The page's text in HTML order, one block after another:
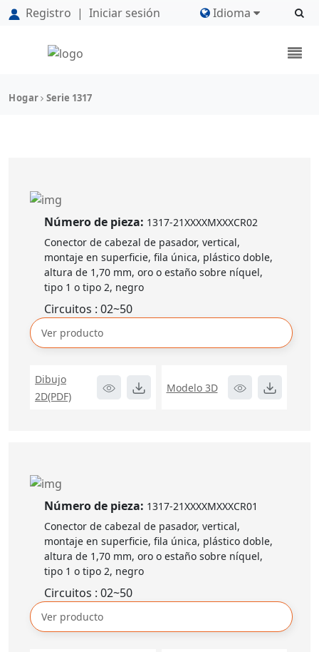
Registro | Iniciar sesión Idioma
Hogar Serie 1317
Número de pieza: 1317-21XXXXMXXXCR02
Conector de cabezal de pasador, vertical,
montaje en superficie, fila única, plástico doble,
altura de 1,70 mm, oro o estaño sobre níquel,
tipo 1 o tipo 2, negro
Circuitos : 02~50
Ver producto
Dibujo
2D(PDF)
Modelo 3D
Número de pieza: 1317-21XXXXMXXXCR01
Conector de cabezal de pasador, vertical,
montaje en superficie, fila única, plástico doble,
altura de 1,70 mm, oro o estaño sobre níquel,
tipo 1 o tipo 2, negro
Circuitos : 02~50
Ver producto